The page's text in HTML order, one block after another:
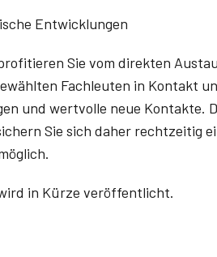
Entwicklungen
Sie vom direkten
Fachleuten in Kontakt
und wertvolle neue Kontakte.
Sie sich daher rechtzeitig
in Kürze veröffentlicht.